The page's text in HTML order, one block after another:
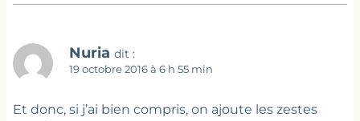
Nuria dit :
19 octobre 2016 à 6 h 55 min
Et donc, si j’ai bien compris, on ajoute les zestes